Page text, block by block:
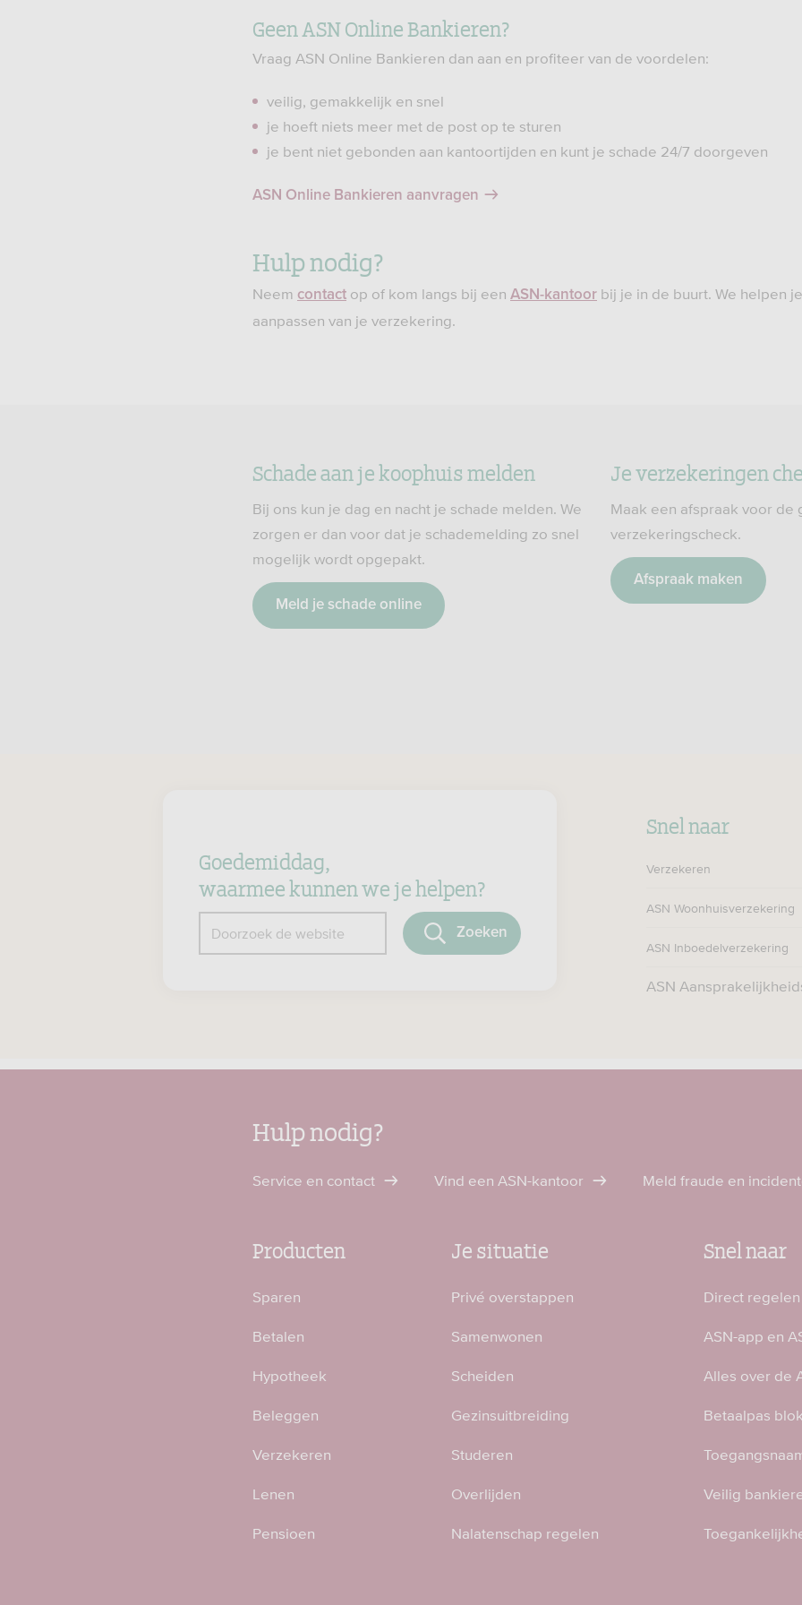
Geen ASN Online Bankieren?
Vraag ASN Online Bankieren dan aan en profiteer van de voordelen:
veilig, gemakkelijk en snel
je hoeft niets meer met de post op te sturen
je bent niet gebonden aan kantoortijden en kunt je schade 24/7 doorgeven
ASN Online Bankieren aanvragen
Hulp nodig?
Neem contact op of kom langs bij een ASN-kantoor bij je in de buurt. We helpen
aanpassen van je verzekering.
Schade aan je koophuis melden
Bij ons kun je dag en nacht je schade melden. We
zorgen er dan voor dat je schademelding zo snel
mogelijk wordt opgepakt.
Meld je schade online
Je verzekeringen
Maak een afspraak voor de
verzekeringscheck.
Afspraak maken
Goedemiddag,
waarmee kunnen we je helpen?
Doorzoek de website
Zoeken
Snel naar
Verzekeren
ASN Woonhuisverzekering
ASN Inboedelverzekering
ASN
Hulp nodig?
Service en contact Vind een ASN-kantoor Meld fraude en
Producten
Sparen
Betalen
Hypotheek
Beleggen
Verzekeren
Lenen
Pensioen
Je situatie
Privé overstappen
Samenwonen
Scheiden
Gezinsuitbreiding
Studeren
Overlijden
Nalatenschap regelen
Snel naar
Direct regelen
ASN-app en
Alles over de
Betaalpas
Veilig